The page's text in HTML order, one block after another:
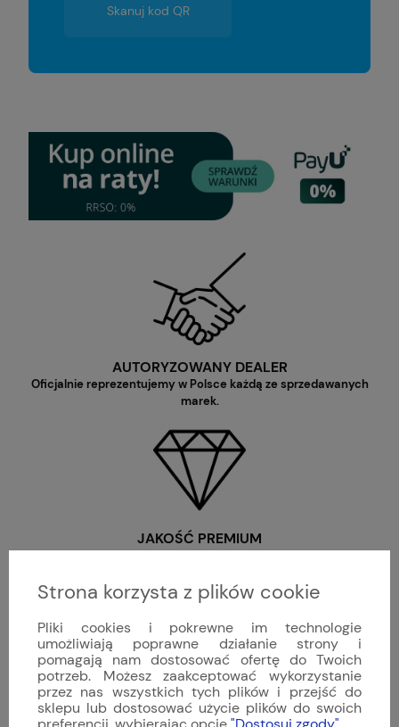
Skanuj kod QR
AUTORYZOWANY DEALER
Oficjalnie reprezentujemy w Polsce każdą ze sprzedawanych
marek.
JAKOŚĆ PREMIUM
Oferujemy wyłącznie nowe, oryginalne produkty o najwyższej
WYJĄTKOWA SELEKCJA
Strona korzysta z plików cookie
Pliki cookies i pokrewne im technologie
umożliwiają poprawne działanie strony i
pomagają nam dostosować ofertę do Twoich
potrzeb. Możesz zaakceptować wykorzystanie
przez nas wszystkich tych plików i przejść do
sklepu lub dostosować użycie plików do swoich